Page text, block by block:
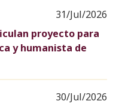
31/Jul/2026
proyecto para
y humanista de
30/Jul/2026